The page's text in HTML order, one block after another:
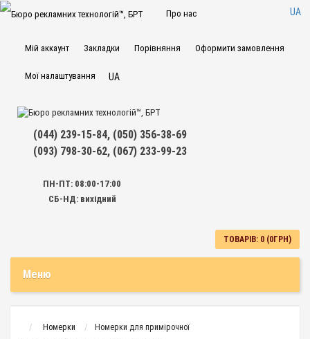
UA
Про нас
Договір публічної
Мій аккаунт Закладки Порівняння Оформити замовлення
Мої налаштування UA
(044) 239-15-84, (050) 356-38-69
(093) 798-30-62, (067) 233-99-23
ПН-ПТ: 08:00-17:00
СБ-НД: вихідний
ТОВАРІВ: 0 (0ГРН)
Меню
Номерки Номерки для примірочної